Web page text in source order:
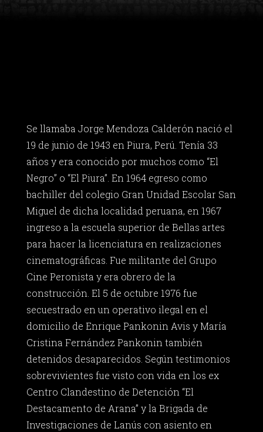
Se llamaba Jorge Mendoza Calderón nació el
19 de junio de 1943 en Piura, Perú. Tenía 33
años y era conocido por muchos como “El
Negro” o “El Piura”. En 1964 egreso como
bachiller del colegio Gran Unidad Escolar San
Miguel de dicha localidad peruana, en 1967
ingreso a la escuela superior de Bellas artes
para hacer la licenciatura en realizaciones
cinematográficas. Fue militante del Grupo
Cine Peronista y era obrero de la
construcción. El 5 de octubre 1976 fue
secuestrado en un operativo ilegal en el
domicilio de Enrique Pankonin Avis y María
Cristina Fernández Pankonin también
detenidos desaparecidos. Según testimonios
sobrevivientes fue visto con vida en los ex
Centro Clandestino de Detención “El
Destacamento de Arana” y la Brigada de
Investigaciones de Lanús con asiento en